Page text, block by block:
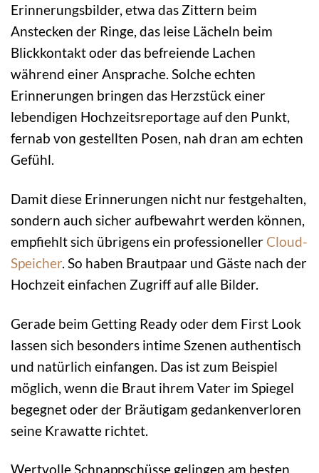
Erinnerungsbilder, etwa das Zittern beim
Anstecken der Ringe, das leise Lächeln beim
Blickkontakt oder das befreiende Lachen
während einer Ansprache. Solche echten
Erinnerungen bringen das Herzstück einer
lebendigen Hochzeitsreportage auf den Punkt,
fernab von gestellten Posen, nah dran am echten
Gefühl.
Damit diese Erinnerungen nicht nur festgehalten,
sondern auch sicher aufbewahrt werden können,
empfiehlt sich übrigens ein professioneller Cloud-
Speicher . So haben Brautpaar und Gäste nach der
Hochzeit einfachen Zugriff auf alle Bilder.
Gerade beim Getting Ready oder dem First Look
lassen sich besonders intime Szenen authentisch
und natürlich einfangen. Das ist zum Beispiel
möglich, wenn die Braut ihrem Vater im Spiegel
begegnet oder der Bräutigam gedankenverloren
seine Krawatte richtet.
Wertvolle Schnappschüsse gelingen am besten